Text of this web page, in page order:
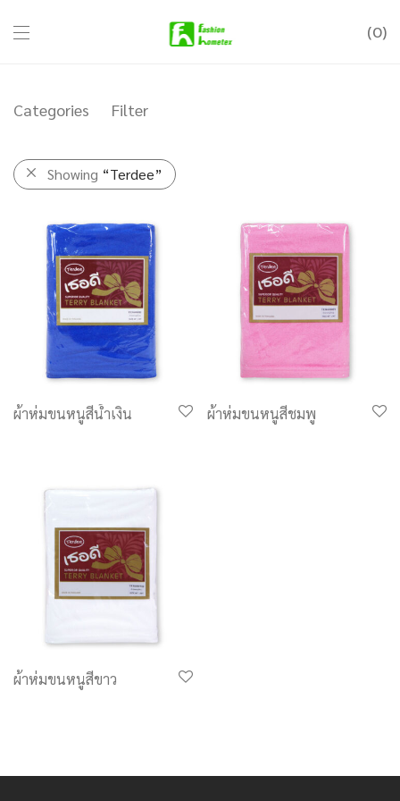
0
Categories Filter
Showing “Terdee”
ผ้าห่มขนหนูสีน้ำเงิน ผ้าห่มขนหนูสีชมพู
ผ้าห่มขนหนูสีขาว